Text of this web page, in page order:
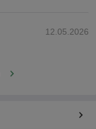
12.05.2026